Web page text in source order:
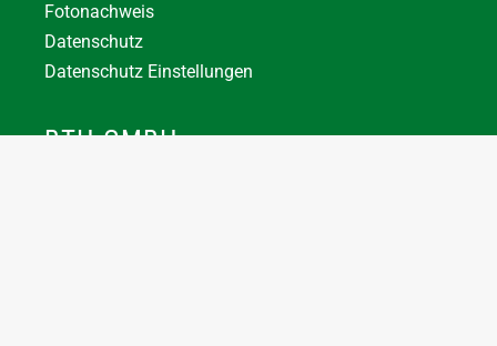
Fotonachweis
Datenschutz
Datenschutz Einstellungen
BTH GMBH